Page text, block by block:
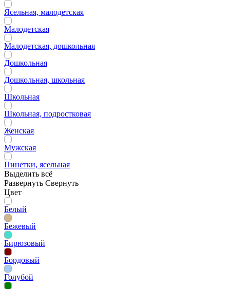
Ясельная, малодетская
Малодетская
Малодетская, дошкольная
Дошкольная
Дошкольная, школьная
Школьная
Школьная, подростковая
Женская
Мужская
Пинетки, ясельная
Выделить всё
Развернуть Свернуть
Цвет
Белый
Бежевый
Бирюзовый
Бордовый
Голубой